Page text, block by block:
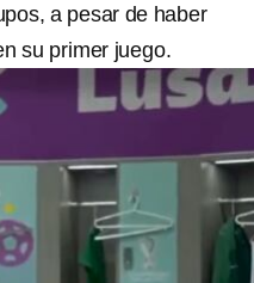
a pesar de haber
su primer juego.